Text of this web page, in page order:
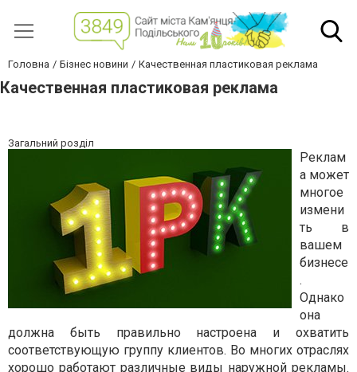
Головна Бізнес новини Качественная пластиковая реклама
Качественная пластиковая реклама
Загальний розділ
Реклам
а может
многое
измени
ть в
вашем
бизнесе
.
Однако
она
должна быть правильно настроена и охватить
соответствующую группу клиентов. Во многих отраслях
хорошо работают различные виды наружной рекламы.